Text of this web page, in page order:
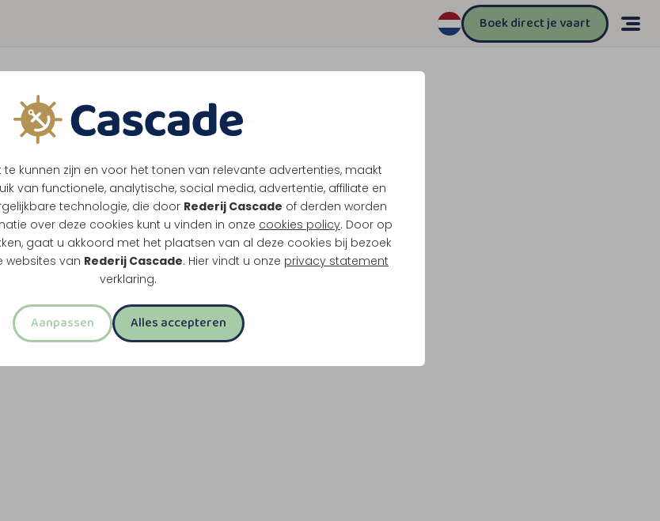
kunnen zijn en voor het tonen van relevante advertenties, maakt
van functionele, analytische, social media, advertentie, affiliate en
technologie, die door Rederij Cascade of derden worden
over deze cookies kunt u vinden in onze cookies policy. Door op
gaat u akkoord met het plaatsen van al deze cookies bij bezoek
websites van Rederij Cascade. Hier vindt u onze privacy statement
verklaring.
Aanpassen Alles accepteren
Boek direct je vaart